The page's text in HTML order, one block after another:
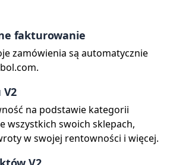
fakturowanie
zamówienia są automatycznie
V2
na podstawie kategorii
wszystkich swoich sklepach,
w swojej rentowności i więcej.